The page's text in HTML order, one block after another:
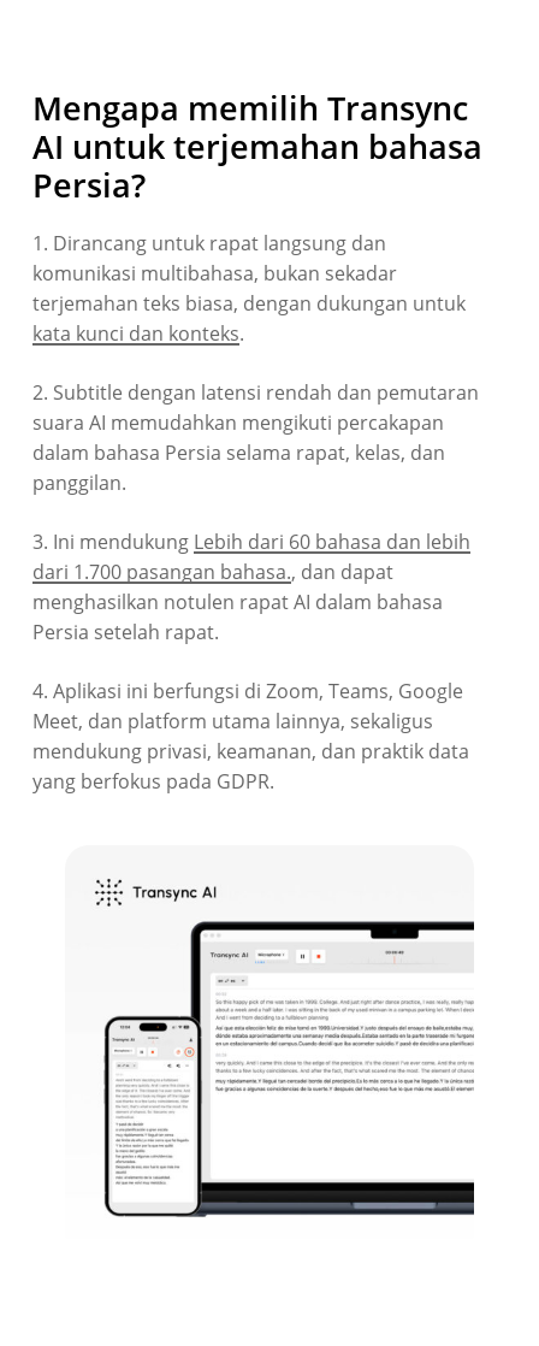
Mengapa memilih Transync
AI untuk terjemahan bahasa
Persia?
1. Dirancang untuk rapat langsung dan
komunikasi multibahasa, bukan sekadar
terjemahan teks biasa, dengan dukungan untuk
kata kunci dan konteks.
2. Subtitle dengan latensi rendah dan pemutaran
suara AI memudahkan mengikuti percakapan
dalam bahasa Persia selama rapat, kelas, dan
panggilan.
3. Ini mendukung Lebih dari 60 bahasa dan lebih
dari 1.700 pasangan bahasa., dan dapat
menghasilkan notulen rapat AI dalam bahasa
Persia setelah rapat.
4. Aplikasi ini berfungsi di Zoom, Teams, Google
Meet, dan platform utama lainnya, sekaligus
mendukung privasi, keamanan, dan praktik data
yang berfokus pada GDPR.